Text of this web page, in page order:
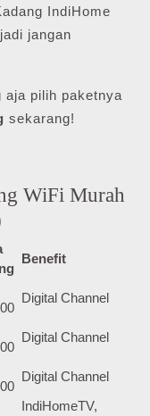
IndiHome
jangan
aja pilih paketnya
sekarang!
WiFi Murah
Benefit
Digital Channel
Digital Channel
Digital Channel
IndiHomeTV,